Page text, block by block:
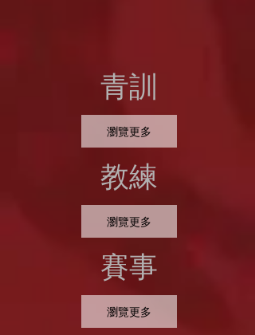
青訓
瀏覽更多
教練
瀏覽更多
賽事
瀏覽更多